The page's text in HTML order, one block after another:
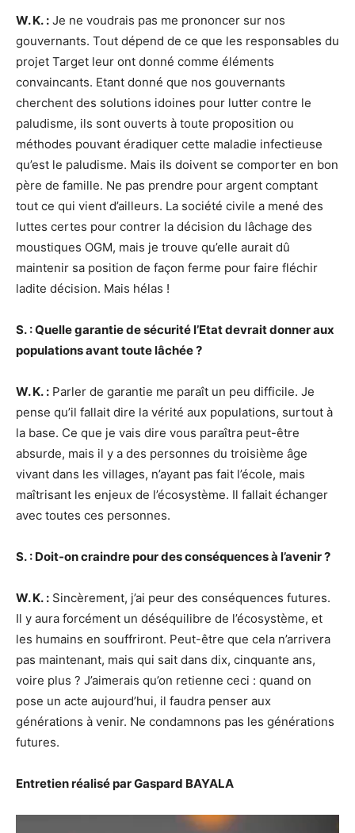
W. K. : Je ne voudrais pas me prononcer sur nos
gouvernants. Tout dépend de ce que les responsables du
projet Target leur ont donné comme éléments
convaincants. Etant donné que nos gouvernants
cherchent des solutions idoines pour lutter contre le
paludisme, ils sont ouverts à toute proposition ou
méthodes pouvant éradiquer cette maladie infectieuse
qu’est le paludisme. Mais ils doivent se comporter en bon
père de famille. Ne pas prendre pour argent comptant
tout ce qui vient d’ailleurs. La société civile a mené des
luttes certes pour contrer la décision du lâchage des
moustiques OGM, mais je trouve qu’elle aurait dû
maintenir sa position de façon ferme pour faire fléchir
ladite décision. Mais hélas !
S. : Quelle garantie de sécurité l’Etat devrait donner aux
populations avant toute lâchée ?
W. K. : Parler de garantie me paraît un peu difficile. Je
pense qu’il fallait dire la vérité aux populations, surtout à
la base. Ce que je vais dire vous paraîtra peut-être
absurde, mais il y a des personnes du troisième âge
vivant dans les villages, n’ayant pas fait l’école, mais
maîtrisant les enjeux de l’écosystème. Il fallait échanger
avec toutes ces personnes.
S. : Doit-on craindre pour des conséquences à l’avenir ?
W. K. : Sincèrement, j’ai peur des conséquences futures.
Il y aura forcément un déséquilibre de l’écosystème, et
les humains en souffriront. Peut-être que cela n’arrivera
pas maintenant, mais qui sait dans dix, cinquante ans,
voire plus ? J’aimerais qu’on retienne ceci : quand on
pose un acte aujourd’hui, il faudra penser aux
générations à venir. Ne condamnons pas les générations
futures.
Entretien réalisé par Gaspard BAYALA
Lecteur